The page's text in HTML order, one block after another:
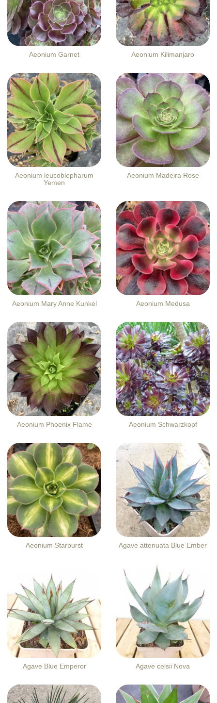
Aeonium Garnet Aeonium Kilimanjaro
Aeonium leucoblepharum
Yemen
Aeonium Madeira Rose
Aeonium Mary Anne Kunkel Aeonium Medusa
Aeonium Phoenix Flame Aeonium Schwarzkopf
Aeonium Starburst Agave attenuata Blue Ember
Agave Blue Emperor Agave celsii Nova